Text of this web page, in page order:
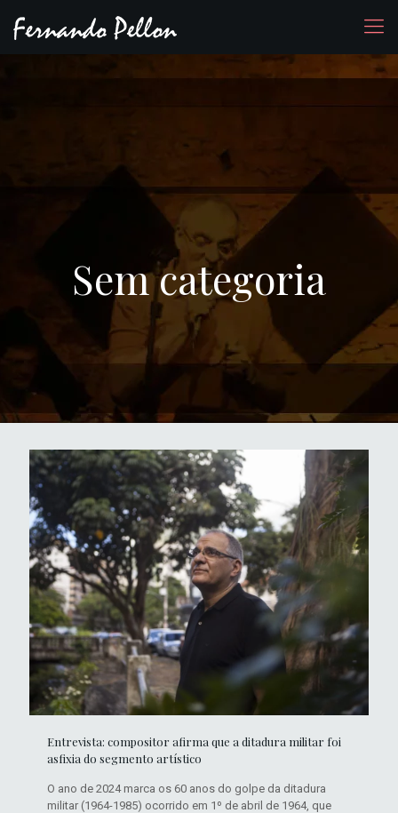
Sem categoria
Entrevista: compositor afirma que a ditadura militar foi
asfixia do segmento artístico
O ano de 2024 marca os 60 anos do golpe da ditadura
militar (1964-1985) ocorrido em 1º de abril de 1964, que